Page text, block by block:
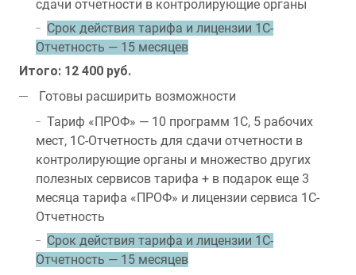
сдачи отчетности в контролирующие органы
Срок действия тарифа и лицензии 1С-
Отчетность — 15 месяцев
Итого: 12 400 руб.
Готовы расширить возможности
Тариф «ПРОФ» — 10 программ 1С, 5 рабочих
мест, 1С-Отчетность для сдачи отчетности в
контролирующие органы и множество других
полезных сервисов тарифа + в подарок еще 3
месяца тарифа «ПРОФ» и лицензии сервиса 1С-
Отчетность
Срок действия тарифа и лицензии 1С-
Отчетность — 15 месяцев